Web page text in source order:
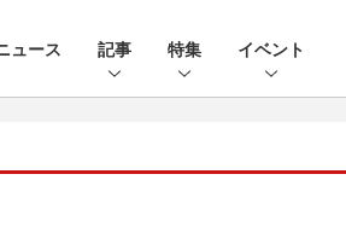
ュース 記事 特集 イベント